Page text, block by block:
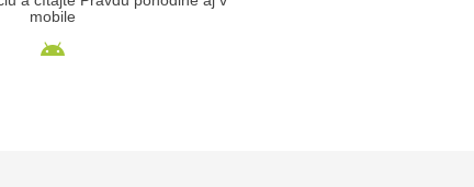
mobile